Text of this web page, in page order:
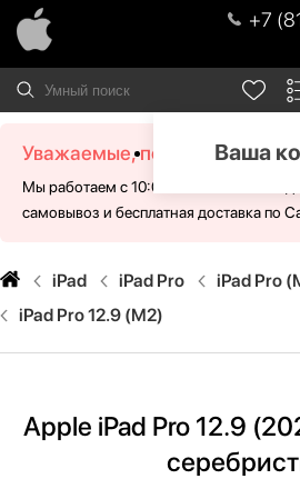
+7
Ваша
Уважаемые, посетители!
Мы работаем с 10:00 - 21:00 без
самовывоз и бесплатная доставка по
iPad iPad Pro
iPad Pro
iPad Pro 12.9 (M2)
Apple iPad Pro 12.9